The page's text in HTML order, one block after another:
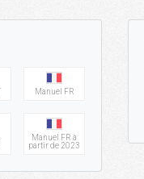
Manuel FR
Manuel FR à
partir de 2023